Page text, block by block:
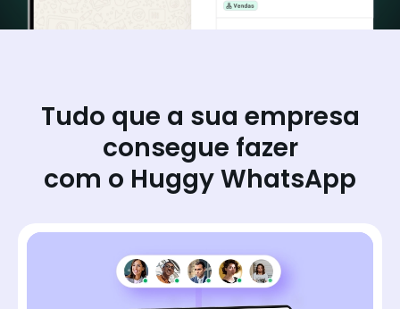
Tudo que a sua empresa
consegue fazer
com o Huggy WhatsApp